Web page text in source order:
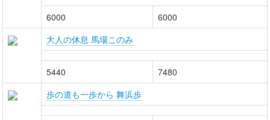
6000
6000
大人の休息 馬場このみ
5440
7480
歩の道も一歩から 舞浜歩